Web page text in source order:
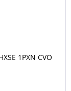
1PXN CVO